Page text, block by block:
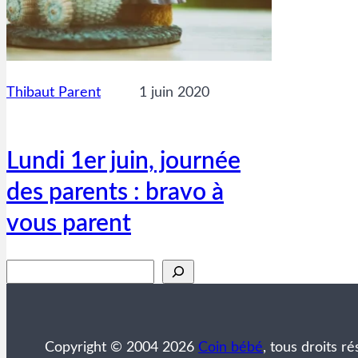
Thibaut Parent 1 juin 2020
Lundi 1er juin, journée
des parents : bravo à
vous parent
Copyright © 2004 2026 Coin bébé, tous droits